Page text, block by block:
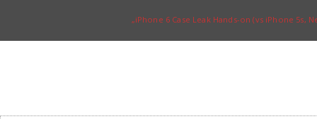
„iPhone 6 Case Leak Hands-on (vs iPhone 5s,